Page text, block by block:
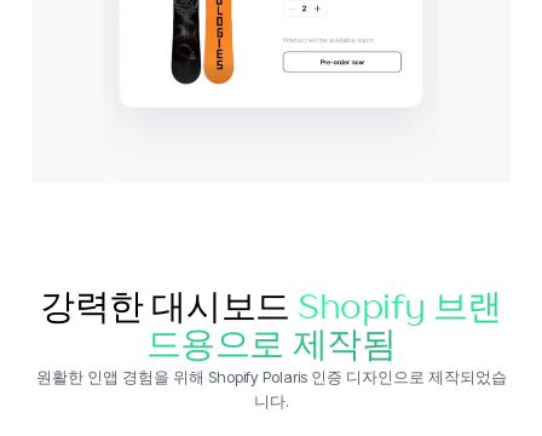
강력한 대시보드 Shopify 브랜
드용으로 제작됨
원활한 인앱 경험을 위해 Shopify Polaris 인증 디자인으로 제작되었습
니다.